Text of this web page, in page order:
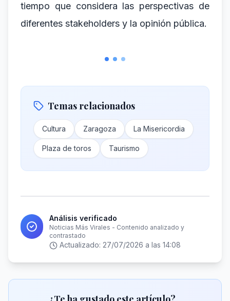
tiempo que considera las perspectivas de
diferentes stakeholders y la opinión pública.
Temas relacionados
Cultura Zaragoza La Misericordia
Plaza de toros Taurismo
Análisis verificado
Noticias Más Virales - Contenido analizado y
contrastado
Actualizado: 27/07/2026 a las 14:08